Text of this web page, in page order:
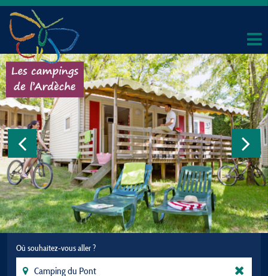
Où souhaitez-vous aller ?